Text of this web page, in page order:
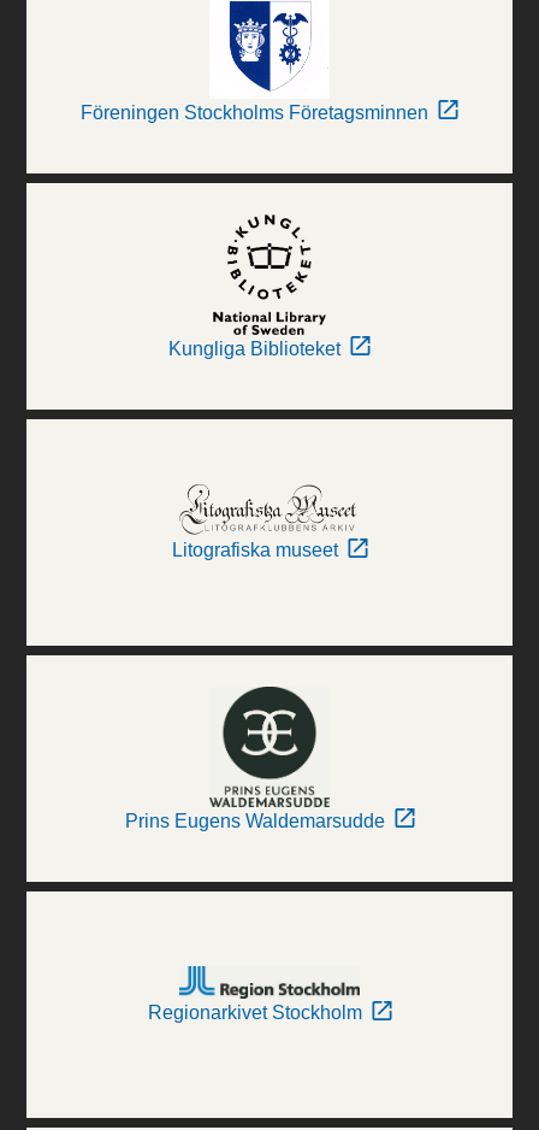
Föreningen Stockholms Företagsminnen
Kungliga Biblioteket
Litografiska museet
Prins Eugens Waldemarsudde
Regionarkivet Stockholm